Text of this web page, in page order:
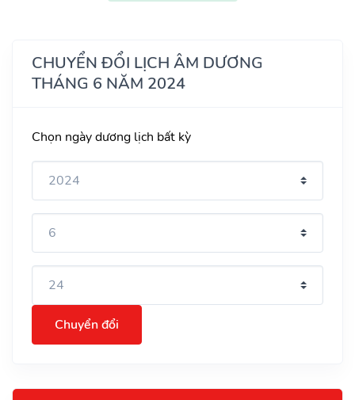
CHUYỂN ĐỔI LỊCH ÂM DƯƠNG
THÁNG 6 NĂM 2024
Chọn ngày dương lịch bất kỳ
Chuyển đổi